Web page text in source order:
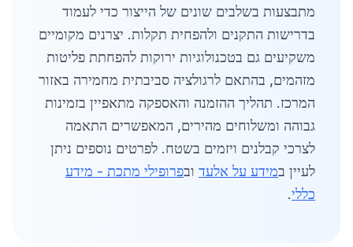
מתבצעות בשלבים שונים של הייצור כדי לעמוד
בדרישות התקנים ולהפחית תקלות. יצרנים מקומיים
משקיעים גם בטכנולוגיות ירוקות להפחתת פליטות
מזהמים, בהתאם לרגולציה סביבתית מחמירה באזור
המרכז. תהליך ההזמנה והאספקה מתאפיין בזמינות
גבוהה ומשלוחים מהירים, המאפשרים התאמה
לצרכי קבלנים ויזמים בשטח. לפרטים נוספים ניתן
לעיין במידע על אלעד ובפרופילי מתכת - מידע
כללי.